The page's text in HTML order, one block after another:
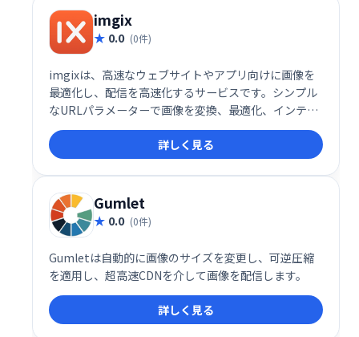
imgix
0.0 (0件)
imgixは、高速なウェブサイトやアプリ向けに画像を
最適化し、配信を高速化するサービスです。シンプル
なURLパラメーターで画像を変換、最適化、インテリ
ジェントにキャッシュすることで、画像ライブラリ全
体のパフォーマンスを向上させます。
詳しく見る
Gumlet
0.0 (0件)
Gumletは自動的に画像のサイズを変更し、可逆圧縮
を適用し、超高速CDNを介して画像を配信します。
詳しく見る